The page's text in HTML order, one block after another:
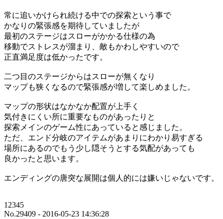
常に追いかけられ続ける中での探索という事で
かなりの緊張感を期待していましたが
最初のステージはスローがかかる仕様の為
移動でストレスが溜まり、敵もかわしやすいので
正直満足度は低かったです。
二つ目のステージからはスローが無くなり
マップも狭くなるので緊張感が増して楽しめました。
マップの形状はなかなか配置が上手く
気付きにくい所に重要なものがあったりと
探索メインのゲーム性にあっていると感じました。
ただ、エンド分岐のアイテムがあまりにわかり易すぎる
場所にあるのでもう少し隠そうとする気配があっても
良かったと思います。
エンディングの唐突な展開は個人的には嫌いじゃないです。
12345
No.29409 - 2016-05-23 14:36:28